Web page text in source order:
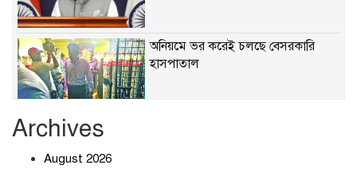
অনিয়মে ভর করেই চলছে বেসরকারি
হাসপাতাল
Archives
August 2026